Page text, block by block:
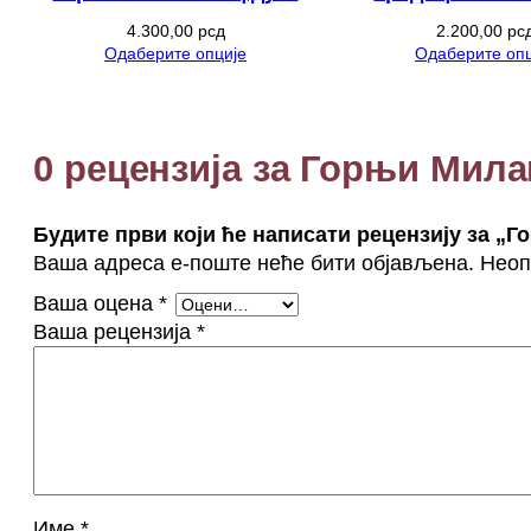
4.300,00 рсд
Одаберите опције
2.200,00
Одаберите
0 рецензија за Горњи
Будите први који ће написати рецензију за
Ваша адреса е-поште неће бити објављена.
Ваша оцена *
Ваша рецензија *